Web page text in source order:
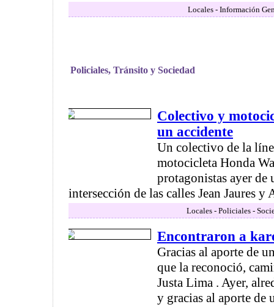
Locales - Información
Policiales, Tránsito y Sociedad
Colectivo y
un accidente
Un colectivo de la
motocicleta Honda
protagonistas ayer de
intersección de las calles Jean Jaures y
Locales - Policiales -
Encontraron a
Gracias al aporte de
que la reconoció,
Justa Lima . Ayer,
y gracias al aporte de